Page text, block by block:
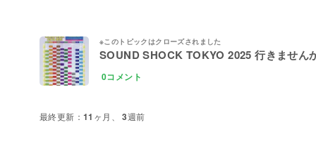
SOUND SHOCK TOKYO 2025 行きません
0コメント
11ヶ月、 3週前